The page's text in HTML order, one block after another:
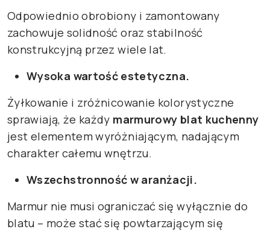
Odpowiednio obrobiony i zamontowany
zachowuje solidność oraz stabilność
konstrukcyjną przez wiele lat.
Wysoka wartość estetyczna.
Żyłkowanie i zróżnicowanie kolorystyczne
sprawiają, że każdy marmurowy blat kuchenny
jest elementem wyróżniającym, nadającym
charakter całemu wnętrzu.
Wszechstronność w aranżacji.
Marmur nie musi ograniczać się wyłącznie do
blatu – może stać się powtarzającym się